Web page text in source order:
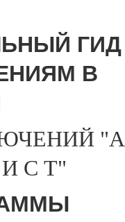
ГИД
В
"А
С Т"